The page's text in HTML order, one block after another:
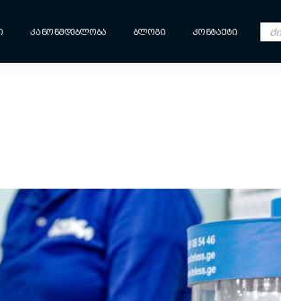
ᲙᲐᲜᲝᲜᲛᲓᲔᲑᲚᲝᲑᲐ ᲑᲚᲝᲒᲘ ᲙᲝᲜᲢᲐᲥᲢᲘ